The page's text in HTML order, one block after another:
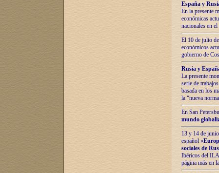
España y
En la presente
económicas
nacionales en
El 10 de julio
económicos
gobierno de
Rusia y
La presente
serie de
basada en los
la “nueva
En San
mundo
13 y 14 de
español «
sociales de
Ibéricos del ILA
página más en